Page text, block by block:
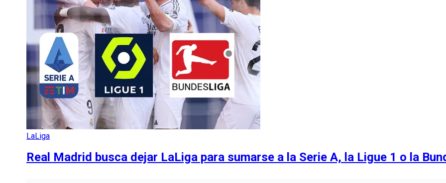
LaLiga
Real Madrid busca dejar LaLiga para sumarse a la Serie A, la Ligue 1 o la